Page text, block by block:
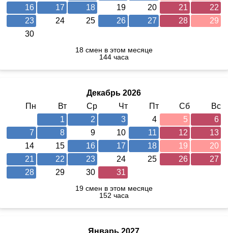
16
17 18 19 20 21
22
23
24 25 26 27 28
29
30
18 смен в этом месяце
144 часа
Декабрь 2026
Пн
Вт Ср Чт Пт Сб
Вс
1
2 3 4 5
6
7
8 9 10 11 12
13
14
15 16 17 18 19
20
21
22 23 24 25 26
27
28
29 30 31
19 смен в этом месяце
152 часа